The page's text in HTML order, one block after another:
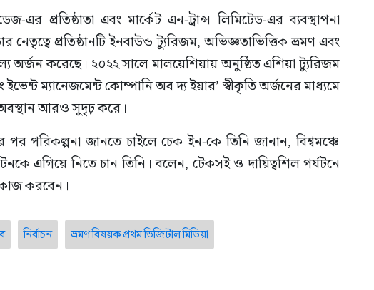
এর প্রতিষ্ঠাতা এবং মার্কেট এন-ট্রান্স লিমিটেড-এর ব্যবস্থাপনা
নেতৃত্বে প্রতিষ্ঠানটি ইনবাউন্ড ট্যুরিজম, অভিজ্ঞতাভিত্তিক ভ্রমণ এবং
অর্জন করেছে। ২০২২ সালে মালয়েশিয়ায় অনুষ্ঠিত এশিয়া ট্যুরিজম
ইভেন্ট ম্যানেজমেন্ট কোম্পানি অব দ্য ইয়ার’ স্বীকৃতি অর্জনের মাধ্যমে
অবস্থান আরও সুদৃঢ় করে।
পর পরিকল্পনা জানতে চাইলে চেক ইন-কে তিনি জানান, বিশ্বমঞ্চে
এগিয়ে নিতে চান তিনি। বলেন, টেকসই ও দায়িত্বশিল পর্যটনে
করবেন।
নির্বাচন ভ্রমণ বিষয়ক প্রথম ডিজিটাল মিডিয়া